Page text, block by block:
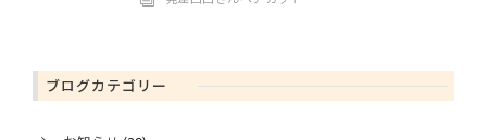
ブログカテゴリー